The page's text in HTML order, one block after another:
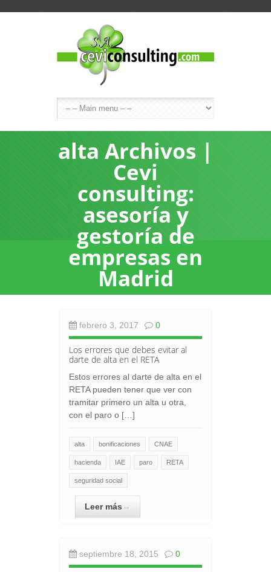
alta Archivos |
Cevi
consulting:
asesoría y
gestoría de
empresas en
Madrid
febrero 3, 2017 0
Los errores que debes evitar al
darte de alta en el RETA
Estos errores al darte de alta en el
RETA pueden tener que ver con
tramitar primero un alta u otra,
con el paro o […]
alta bonificaciones CNAE
hacienda IAE paro RETA
seguridad social
Leer más→
septiembre 18, 2015 0